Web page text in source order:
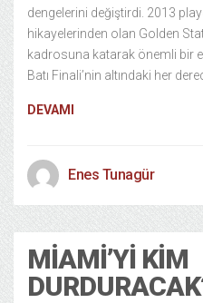
dengelerini değiştirdi. 2013
hikayelerinden olan Golden
kadrosuna katarak önemli bir
Batı Finali’nin altındaki her
DEVAMI
Enes Tunagür
MIAMI’YI KIM